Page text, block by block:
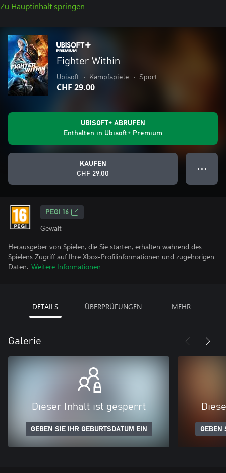
Zu Hauptinhalt springen
Fighter Within
Ubisoft • Kampfspiele • Sport
CHF 29.00
UBISOFT+ ABRUFEN
Enthalten in Ubisoft+ Premium
KAUFEN
CHF 29.00
● ● ●
PEGI 16
Gewalt
Herausgeber von Spielen, die Sie starten, erhalten während des
Spielens Zugriff auf Ihre Xbox-Profilinformationen und zugehörigen
Daten. Weitere Informationen
DETAILS ÜBERPRÜFUNGEN MEHR
Galerie
Dieser Inhalt ist gesperrt
GEBEN SIE IHR GEBURTSDATUM EIN GEBEN